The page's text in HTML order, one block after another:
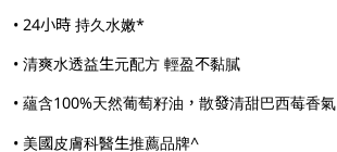
• 24小時 持久水嫩*
• 清爽水透益生元配方 輕盈不黏膩
• 蘊含100%天然葡萄籽油，散發清甜巴西莓香氣
• 美國皮膚科醫生推薦品牌^